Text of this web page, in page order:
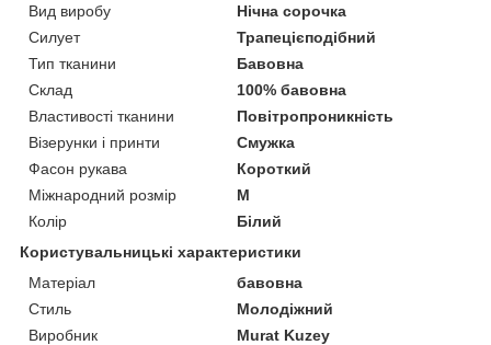
Вид виробу
Нічна сорочка
Силует
Трапецієподібний
Тип тканини
Бавовна
Склад
100% бавовна
Властивості тканини
Повітропроникність
Візерунки і принти
Смужка
Фасон рукава
Короткий
Міжнародний розмір
M
Колір
Білий
Користувальницькі характеристики
Матеріал
бавовна
Стиль
Молодіжний
Виробник
Murat Kuzey